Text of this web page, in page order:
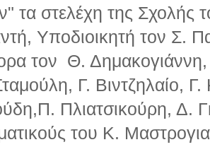
τα στελέχη της Σχολής
Υποδιοικητή τον Σ.
τον Θ. Δημακογιάννη,
Γ. Βιντζηλαίο,
Πλιατσικούρη, Δ.
του Κ.